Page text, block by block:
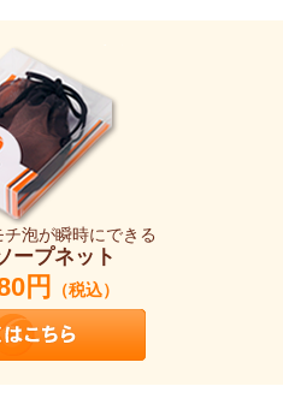
泡が瞬時にできる
ープネット
円 （税込）